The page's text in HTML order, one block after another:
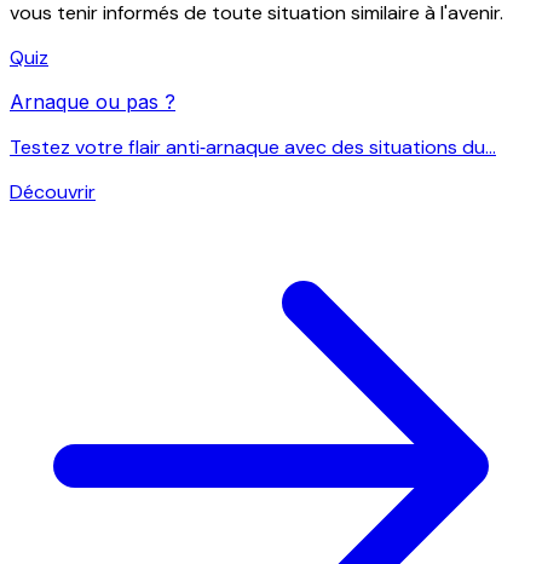
vous tenir informés de toute situation similaire à l'avenir.
Quiz
Arnaque ou pas ?
Testez votre flair anti‑arnaque avec des situations du...
Découvrir